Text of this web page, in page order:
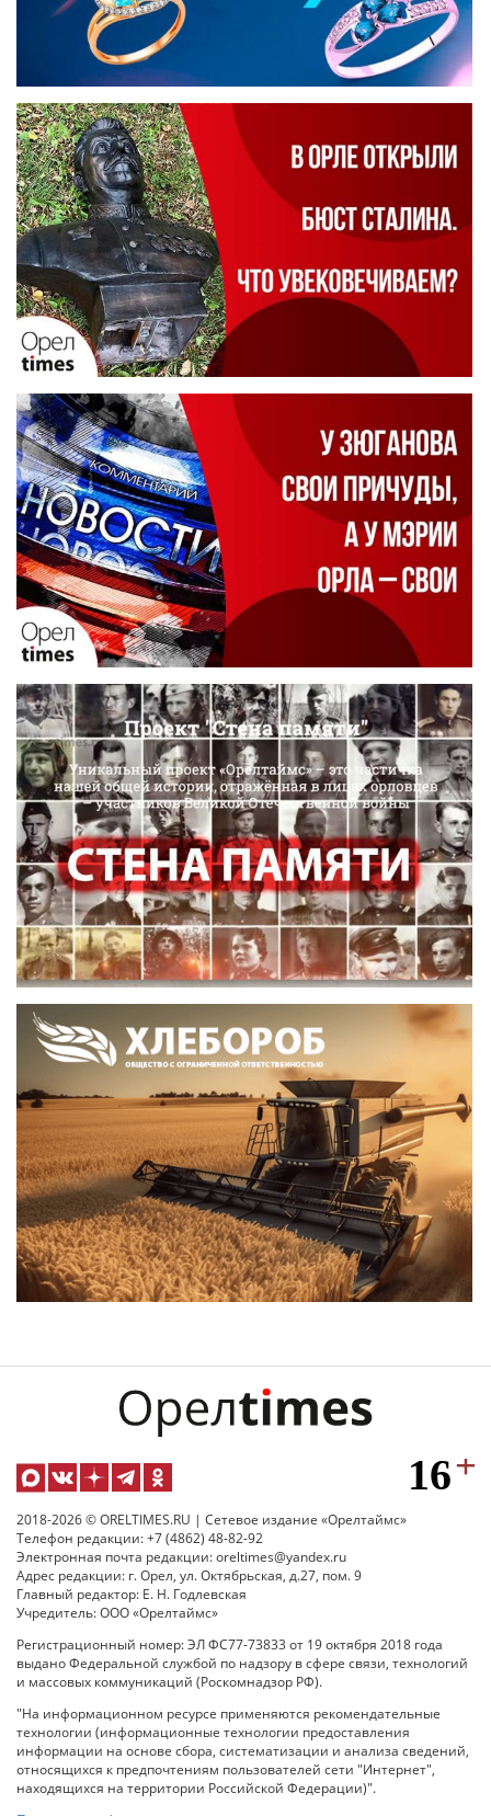
2018-2026 © ORELTIMES.RU | Сетевое издание «Орелтаймс»
Телефон редакции: +7 (4862) 48-82-92
Электронная почта редакции: oreltimes@yandex.ru
Адрес редакции: г. Орел, ул. Октябрьская, д.27, пом. 9
Главный редактор: Е. Н. Годлевская
Учредитель: ООО «Орелтаймс»
Регистрационный номер: ЭЛ ФС77-73833 от 19 октября 2018 года
выдано Федеральной службой по надзору в сфере связи, технологий
и массовых коммуникаций (Роскомнадзор РФ).
"На информационном ресурсе применяются рекомендательные
технологии (информационные технологии предоставления
информации на основе сбора, систематизации и анализа сведений,
относящихся к предпочтениям пользователей сети "Интернет",
находящихся на территории Российской Федерации)".